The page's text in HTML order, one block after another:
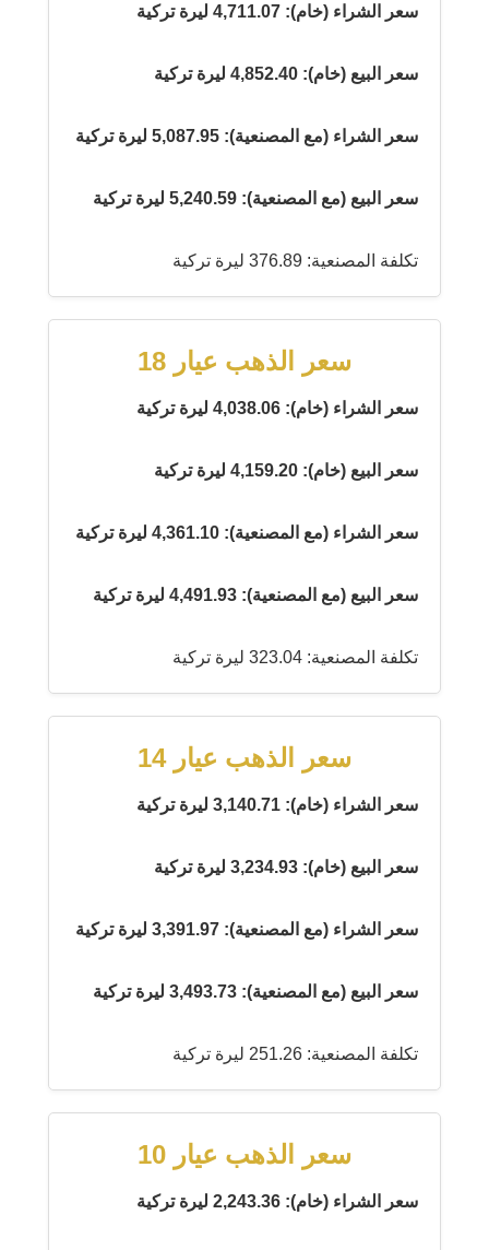
سعر الشراء (خام): 4,711.07 ليرة تركية
سعر البيع (خام): 4,852.40 ليرة تركية
سعر الشراء (مع المصنعية): 5,087.95 ليرة تركية
سعر البيع (مع المصنعية): 5,240.59 ليرة تركية
تكلفة المصنعية: 376.89 ليرة تركية
سعر الذهب عيار 18
سعر الشراء (خام): 4,038.06 ليرة تركية
سعر البيع (خام): 4,159.20 ليرة تركية
سعر الشراء (مع المصنعية): 4,361.10 ليرة تركية
سعر البيع (مع المصنعية): 4,491.93 ليرة تركية
تكلفة المصنعية: 323.04 ليرة تركية
سعر الذهب عيار 14
سعر الشراء (خام): 3,140.71 ليرة تركية
سعر البيع (خام): 3,234.93 ليرة تركية
سعر الشراء (مع المصنعية): 3,391.97 ليرة تركية
سعر البيع (مع المصنعية): 3,493.73 ليرة تركية
تكلفة المصنعية: 251.26 ليرة تركية
سعر الذهب عيار 10
سعر الشراء (خام): 2,243.36 ليرة تركية